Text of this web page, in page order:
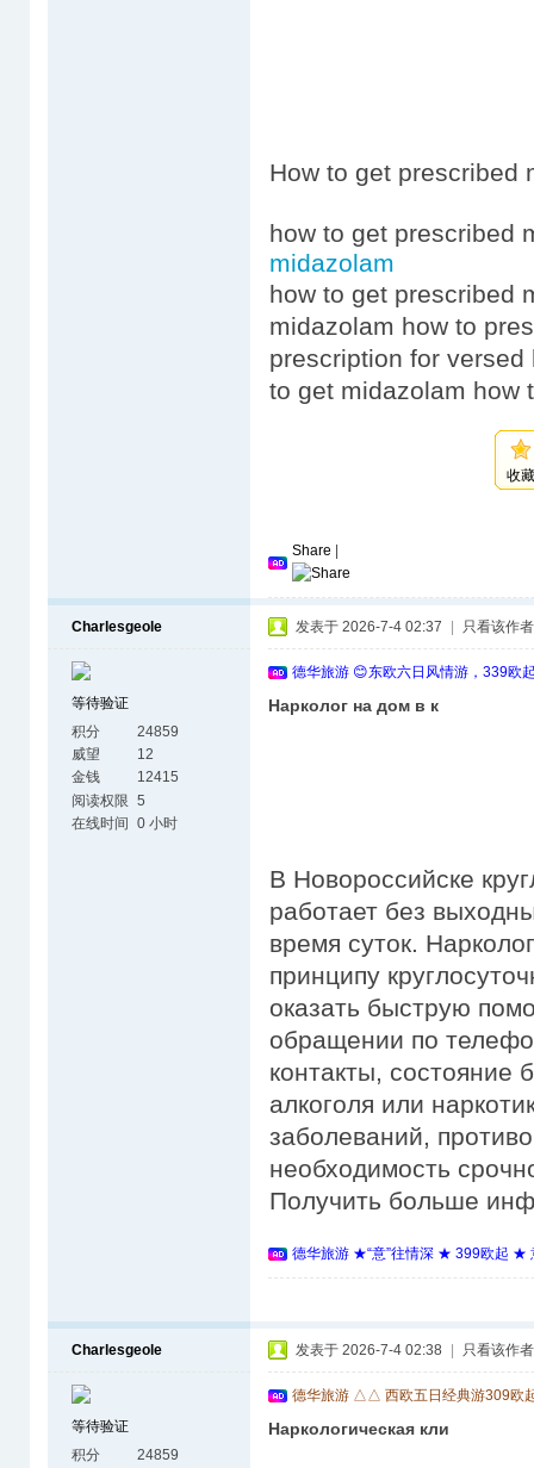
How to get prescribed
how to get prescribed
midazolam
how to get prescribed
midazolam how to
prescription for
to get midazolam how
收
Share
Charlesgeole
等待验证
积分
24859
威望
12
金钱
12415
阅读权限 5
在线时间 0 小时
发表于 2026-7-4 02:37 只看该作者
德华旅游 😊东欧六日风情游，339欧
Нарколог на дом в к
В Новороссийске
работает без
время суток.
принципу
оказать быструю
обращении по
контакты, состояние
алкоголя или
заболеваний,
необходимость
Получить больше
德华旅游 ★“意”往情深 ★ 399欧起 ★
Charlesgeole
等待验证
积分
24859
发表于 2026-7-4 02:38 只看该作者
德华旅游 △△ 西欧五日经典游309欧
Наркологическая кли